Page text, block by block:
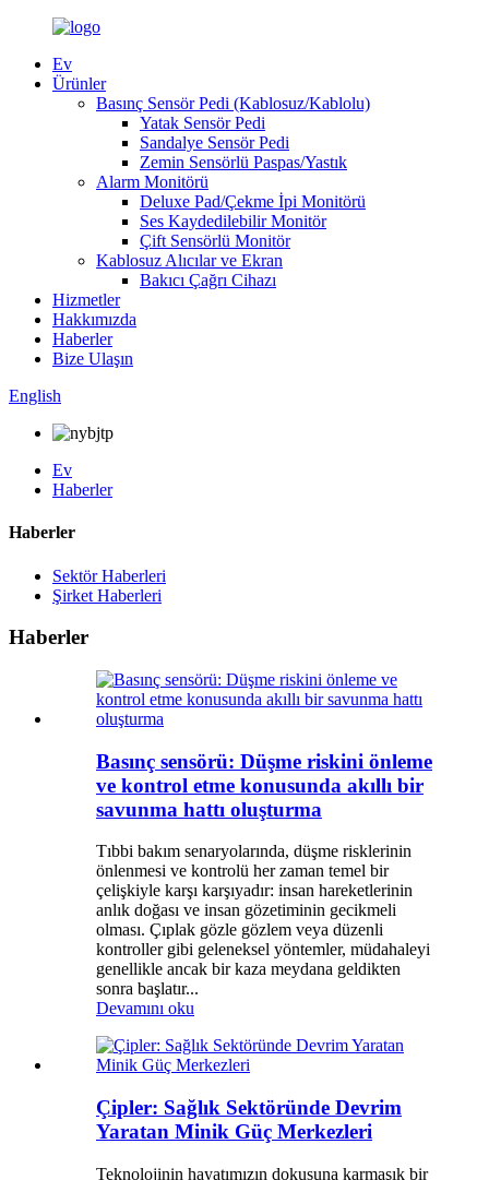
Ev
Ürünler
Basınç Sensör Pedi (Kablosuz/Kablolu)
Yatak Sensör Pedi
Sandalye Sensör Pedi
Zemin Sensörlü Paspas/Yastık
Alarm Monitörü
Deluxe Pad/Çekme İpi Monitörü
Ses Kaydedilebilir Monitör
Çift Sensörlü Monitör
Kablosuz Alıcılar ve Ekran
Bakıcı Çağrı Cihazı
Hizmetler
Hakkımızda
Haberler
Bize Ulaşın
English
Ev
Haberler
Haberler
Sektör Haberleri
Şirket Haberleri
Haberler
Basınç sensörü: Düşme riskini önleme
ve kontrol etme konusunda akıllı bir
savunma hattı oluşturma
Tıbbi bakım senaryolarında, düşme risklerinin
önlenmesi ve kontrolü her zaman temel bir
çelişkiyle karşı karşıyadır: insan hareketlerinin
anlık doğası ve insan gözetiminin gecikmeli
olması. Çıplak gözle gözlem veya düzenli
kontroller gibi geleneksel yöntemler, müdahaleyi
genellikle ancak bir kaza meydana geldikten
sonra başlatır...
Devamını oku
Çipler: Sağlık Sektöründe Devrim
Yaratan Minik Güç Merkezleri
Teknolojinin hayatımızın dokusuna karmaşık bir